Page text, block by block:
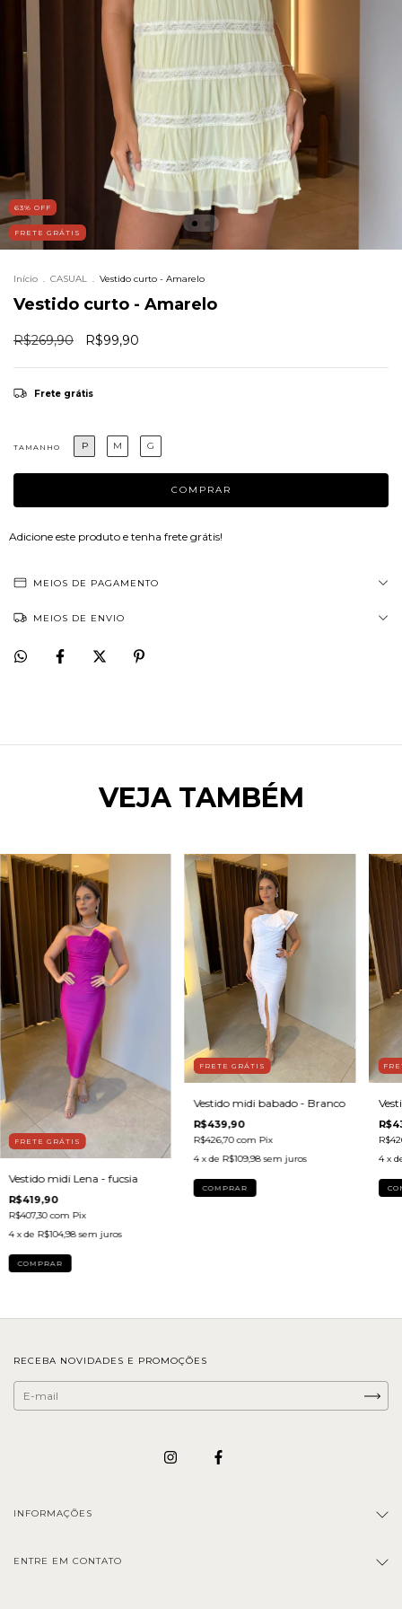
63% OFF
FRETE GRÁTIS
Início . CASUAL . Vestido curto - Amarelo
Vestido curto - Amarelo
R$269,90 R$99,90
Frete grátis
TAMANHO P M G
Adicione este produto e tenha frete grátis!
MEIOS DE PAGAMENTO
MEIOS DE ENVIO
VEJA TAMBÉM
FRETE GRÁTIS
Vestido midi Lena - fucsia
R$419,90
R$407,30com Pix
4 x de R$104,98 sem juros
COMPRAR
FRETE GRÁTIS
Vestido midi babado - Branco
R$439,90
R$426,70com Pix
4 x de R$109,98 sem juros
COMPRAR
4 x
RECEBA NOVIDADES E PROMOÇÕES
INFORMAÇÕES
ENTRE EM CONTATO